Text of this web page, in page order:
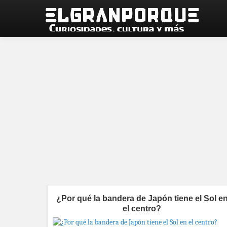
¿Por qué la bandera de Japón tiene el Sol
el centro?